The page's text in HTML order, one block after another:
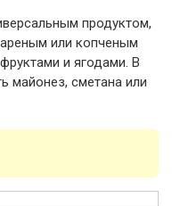
продуктом,
или копченым
и ягодами. В
майонез, сметана или